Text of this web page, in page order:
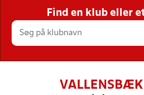
STILLINGER, RESULTATER,
HOLD
Find en klub eller